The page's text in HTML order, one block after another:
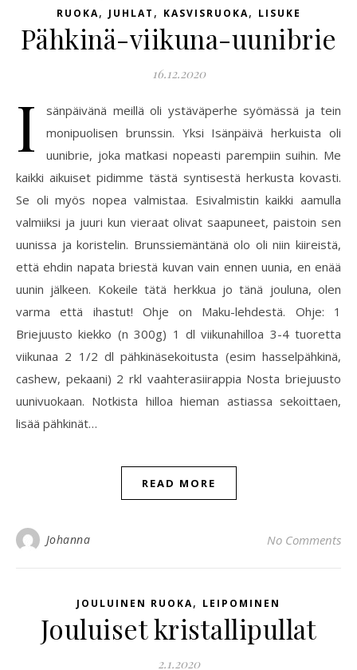
RUOKA, JUHLAT , KASVISRUOKA, LISUKE
Pähkinä-viikuna-uunibrie
16.12.2020
I
sänpäivänä meillä oli ystäväperhe syömässä ja tein
monipuolisen brunssin. Yksi Isänpäivä herkuista oli
uunibrie, joka matkasi nopeasti parempiin suihin. Me
kaikki aikuiset pidimme tästä syntisestä herkusta kovasti.
Se oli myös nopea valmistaa. Esivalmistin kaikki aamulla
valmiiksi ja juuri kun vieraat olivat saapuneet, paistoin sen
uunissa ja koristelin. Brunssiemäntänä olo oli niin kiireistä,
että ehdin napata briestä kuvan vain ennen uunia, en enää
uunin jälkeen. Kokeile tätä herkkua jo tänä jouluna, olen
varma että ihastut! Ohje on Maku-lehdestä. Ohje: 1
Briejuusto kiekko (n 300g) 1 dl viikunahilloa 3-4 tuoretta
viikunaa 2 1/2 dl pähkinäsekoitusta (esim hasselpähkinä,
cashew, pekaani) 2 rkl vaahterasiirappia Nosta briejuusto
uunivuokaan. Notkista hilloa hieman astiassa sekoittaen,
lisää pähkinät…
READ MORE
Johanna No Comments
JOULUINEN RUOKA, LEIPOMINEN
Jouluiset kristallipullat
2.1.2020